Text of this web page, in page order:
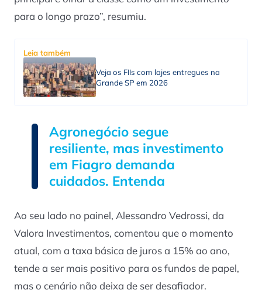
para o longo prazo”, resumiu.
Leia também
Veja os FIIs com lajes entregues na
Grande SP em 2026
Agronegócio segue
resiliente, mas investimento
em Fiagro demanda
cuidados. Entenda
Ao seu lado no painel, Alessandro Vedrossi, da
Valora Investimentos, comentou que o momento
atual, com a taxa básica de juros a 15% ao ano,
tende a ser mais positivo para os fundos de papel,
mas o cenário não deixa de ser desafiador.